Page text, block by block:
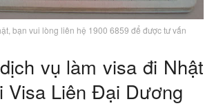
bạn vui lòng liên hệ 1900 6859 để được tư vấn
vụ làm visa đi Nhật
Visa Liên Đại Dương